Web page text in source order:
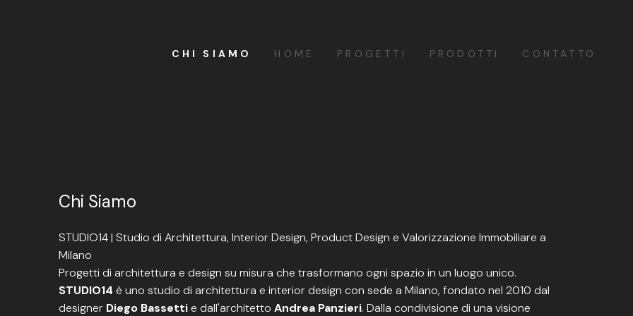
CHI SIAMO HOME PROGETTI PRODOTTI CONTATTO
Chi Siamo
STUDIO14 | Studio di Architettura, Interior Design, Product Design e Valorizzazione Immobiliare a
Milano
Progetti di architettura e design su misura che trasformano ogni spazio in un luogo unico.
STUDIO14 è uno studio di architettura e interior design con sede a Milano, fondato nel 2010 dal
designer Diego Bassettie dall'architetto Andrea Panzieri. Dalla condivisione di una visione